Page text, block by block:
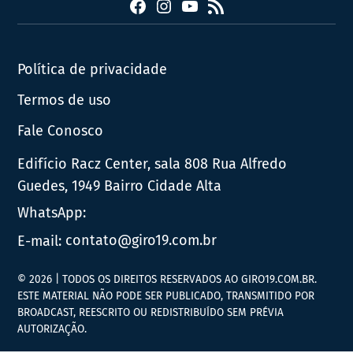
FacebookInstagram
YouTube
RSS
Política de privacidade
Termos de uso
Fale Conosco
Edifício Racz Center, sala 808 Rua Alfredo
Guedes, 1949 Bairro Cidade Alta
WhatsApp:
E-mail: contato@giro19.com.br
© 2026 | TODOS OS DIREITOS RESERVADOS AO GIRO19.COM.BR.
ESTE MATERIAL NÃO PODE SER PUBLICADO, TRANSMITIDO POR
BROADCAST, REESCRITO OU REDISTRIBUÍDO SEM PRÉVIA
AUTORIZAÇÃO.